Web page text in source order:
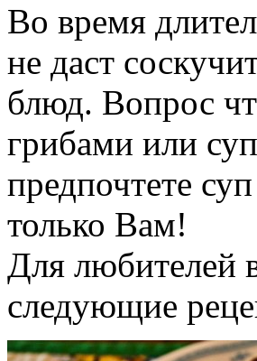
Во время
не даст
блюд. Вопрос
грибами или
предпочтете
только Вам!
Для любителей
следующие